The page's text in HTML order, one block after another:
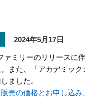
2024年5月17日
ァミリーのリリースに
また、「アカデミック
ました。
売の価格とお申し込み